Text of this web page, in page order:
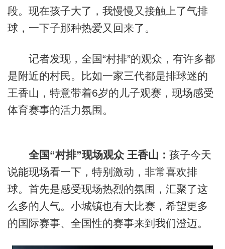
段。现在孩子大了，我慢慢又接触上了气排
球，一下子那种热爱又回来了。
记者发现，全国“村排”的观众，有许多都
是附近的村民。比如一家三代都是排球迷的
王香山，特意带着6岁的儿子观赛，现场感受
体育赛事的活力氛围。
全国“村排”现场观众 王香山： 孩子今天
说能现场看一下，特别激动，非常喜欢排
球。首先是感受现场热烈的氛围，汇聚了这
么多的人气。小城镇也有大比赛，希望更多
的国际赛事、全国性的赛事来到我们澄迈。